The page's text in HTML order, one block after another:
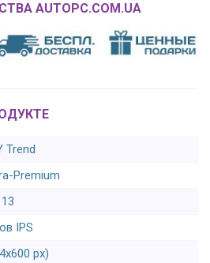
AUTOPC.COM.UA
Trend
Premium
IPS
px)